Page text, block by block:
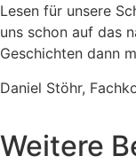
Lesen für unsere
uns schon auf das
Geschichten dann
Daniel Stöhr,
Weitere